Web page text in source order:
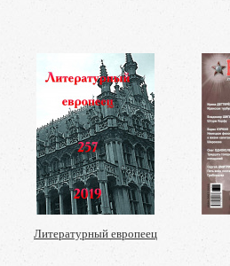
Литературный европеец